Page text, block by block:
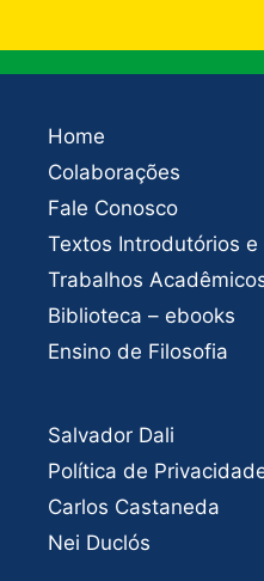
Home
Colaborações
Fale Conosco
Textos Introdutórios e
Trabalhos
Biblioteca – ebooks
Ensino de Filosofia
Salvador Dali
Política de
Carlos Castaneda
Nei Duclós